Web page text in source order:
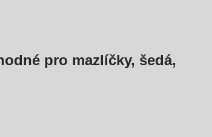
pro mazlíčky, šedá,